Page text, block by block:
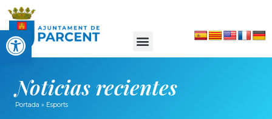
Abrir barra de herramientas
Noticias recientes
Portada » Esports